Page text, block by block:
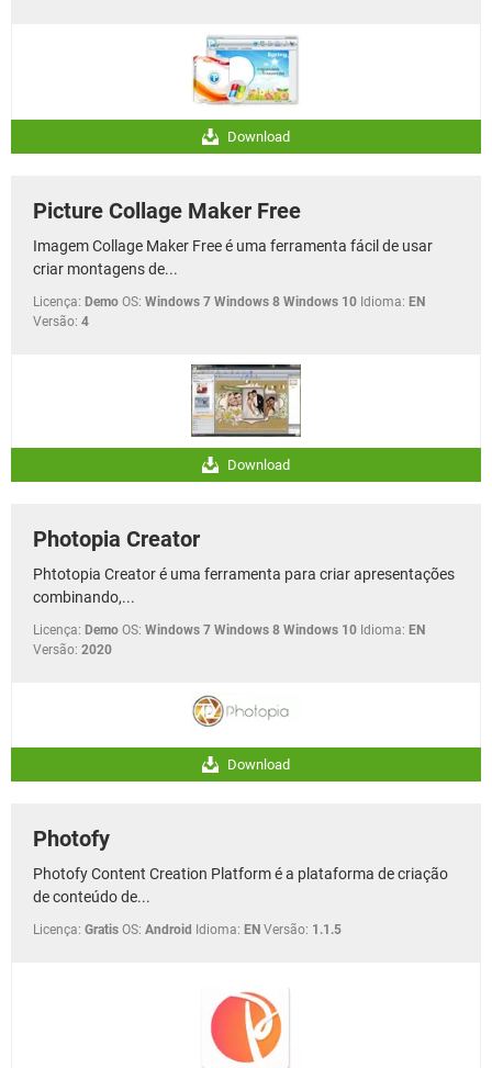
Download
Picture Collage Maker Free
Imagem Collage Maker Free é uma ferramenta fácil de usar
criar montagens de...
Licença: Demo OS: Windows 7 Windows 8 Windows 10 Idioma: EN
Versão: 4
Download
Photopia Creator
Phtotopia Creator é uma ferramenta para criar apresentações
combinando,...
Licença: Demo OS: Windows 7 Windows 8 Windows 10 Idioma: EN
Versão: 2020
Download
Photofy
Photofy Content Creation Platform é a plataforma de criação
de conteúdo de...
Licença: Gratis OS: Android Idioma: EN Versão: 1.1.5